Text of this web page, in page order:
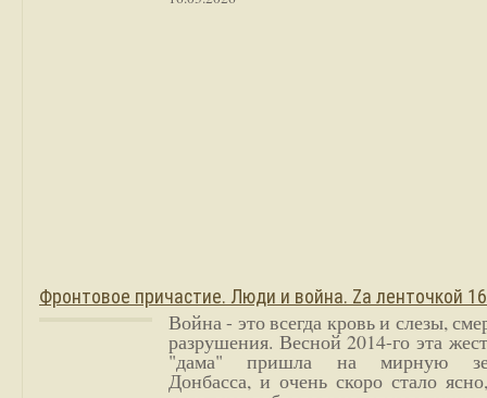
Фронтовое причастие. Люди и война. Zа ленточкой
Война - это всегда кровь и слезы,
разрушения. Весной 2014-го эта
"дама" пришла на мирную
Донбасса, и очень скоро стало